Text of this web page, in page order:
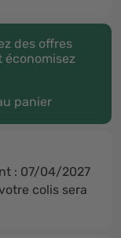
des offres
économisez
panier
: 07/04/2027
colis sera